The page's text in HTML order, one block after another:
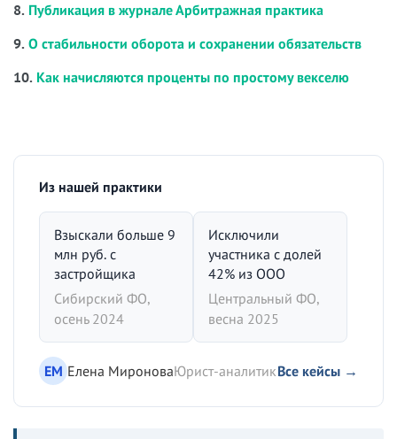
8. Публикация в журнале Арбитражная практика
9. О стабильности оборота и сохранении обязательств
10. Как начисляются проценты по простому векселю
Из нашей практики
Взыскали больше 9
млн руб. с
застройщика
Сибирский ФО,
осень 2024
Исключили
участника с долей
42% из ООО
Центральный ФО,
весна 2025
ЕМ Елена МироноваЮрист-аналитикВсе кейсы →